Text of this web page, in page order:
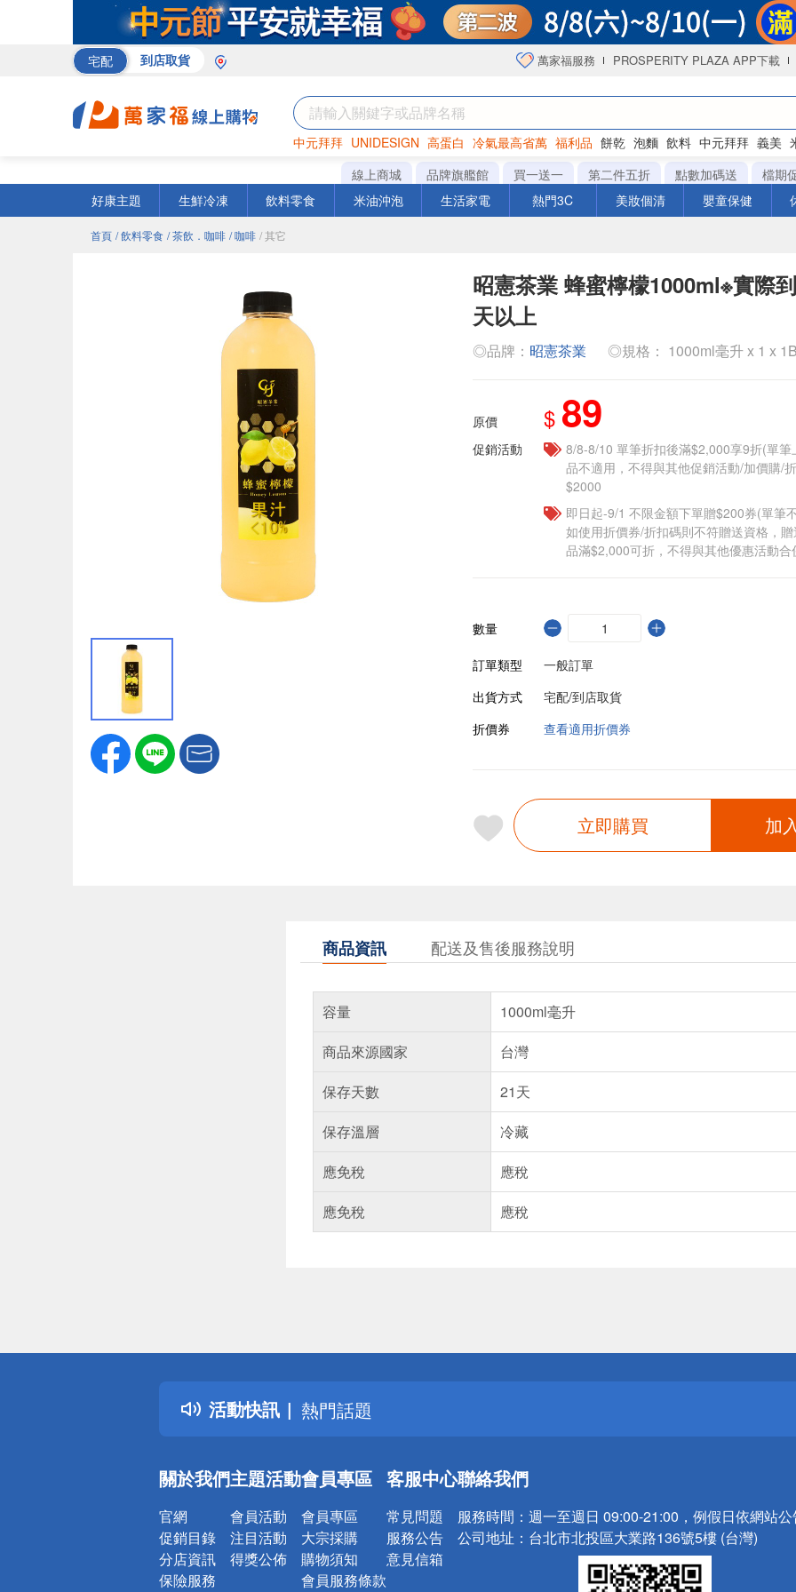
宅配 到店取貨 萬家福服務 PROSPERITY PLAZA APP下載
中元拜拜 UNIDESIGN 高蛋白 冷氣最高省萬 福利品 餅乾 泡麵 飲料 中元拜拜 義美
罐頭 海苔 洋芋片
線上商城 品牌旗艦館 買一送一 第二件五折 點數加碼送
檔期
好康主題
生鮮冷凍 飲料零食 米油沖泡 生活家電 熱門3C 美妝個清 嬰童保健
首頁 / 飲料零食 / 茶飲．咖啡 / 咖啡 / 其它
昭憲茶業 蜂蜜檸檬1000ml※實際
天以上
◎品牌： 昭憲茶業 ◎規格： 1000ml毫升 x 1 x
原價 $ 89
促銷活動
8/8-8/10 單筆折扣後滿$2,000享9折(單
品不適用，不得與其他促銷活動/加價購/
$2000
即日起-9/1 不限金額下單贈$200券(單筆
如使用折價券/折扣碼則不符贈送資格，
品滿$2,000可折，不得與其他優惠活動合
數量
訂單類型
一般訂單
出貨方式
宅配/到店取貨
折價券
查看適用折價券
立即購買 加
商品資訊 配送及售後服務說明
容量
1000ml毫升
商品來源國家
台灣
保存天數
21天
保存溫層
冷藏
應免稅
應稅
應免稅
應稅
活動快訊
詐騙網頁！請小心！
得獎公告
熱門話題
銀行優惠
詐騙網頁！請小心！
關於我們
官網
促銷目錄
分店資訊
保險服務
主題活動
會員活動
注目活動
得獎公佈
會員專區
會員專區
大宗採購
購物須知
會員服務條款
客服中心
常見問題
服務公告
意見信箱
聯絡我們
服務時間： 週一至週日 09:00-21:00，例假日依網站
公司地址： 台北市北投區大業路136號5樓 (台灣)